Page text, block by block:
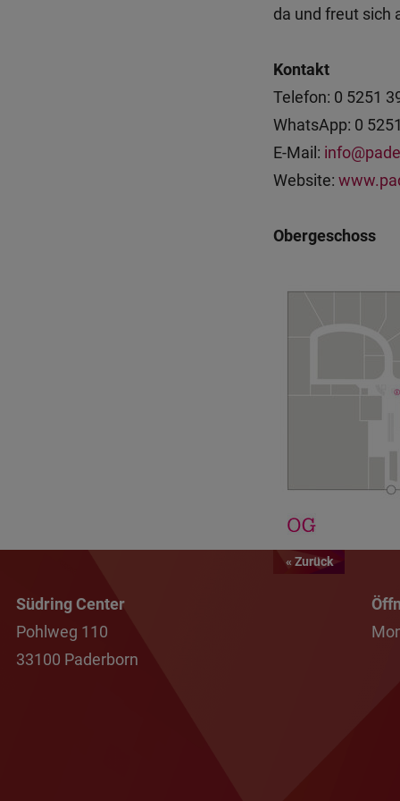
da und freut sich
Kontakt
Telefon: 0 5251
WhatsApp: 0
E-Mail:
Website:
Obergeschoss
« Zurück
Südring Center
Pohlweg 110
33100 Paderborn